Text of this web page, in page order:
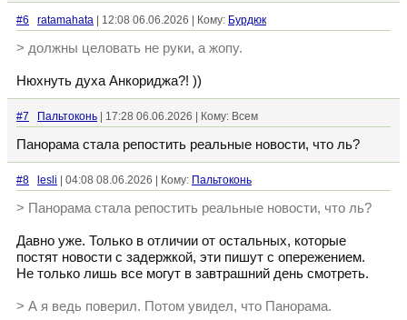
#6 ratamahata | 12:08 06.06.2026 | Кому: Бурдюк
> должны целовать не руки, а жопу.
Нюхнуть духа Анкориджа?! ))
#7 Пальтоконь | 17:28 06.06.2026 | Кому: Всем
Панорама стала репостить реальные новости, что ль?
#8 lesli | 04:08 08.06.2026 | Кому: Пальтоконь
> Панорама стала репостить реальные новости, что ль?
Давно уже. Только в отличии от остальных, которые
постят новости с задержкой, эти пишут с опережением.
Не только лишь все могут в завтрашний день смотреть.
> А я ведь поверил. Потом увидел, что Панорама.